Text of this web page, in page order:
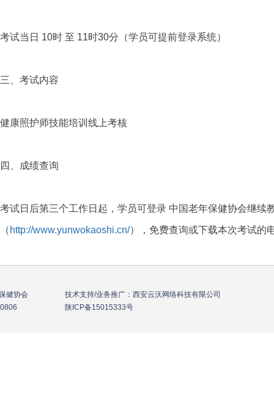
考试当日 10时 至 11时30分（学员可提前登录系统）
三、考试内容
健康照护师技能培训线上考核
四、成绩查询
考试日后第三个工作日起，学员可登录 中国老年保健协会继续
（ http://www.yunwokaoshi.cn/），免费查询或下载本次考试的
保健协会 技术支持/业务推广：西安云沃网络科技有限公司
836-0806 陕ICP备15015333号